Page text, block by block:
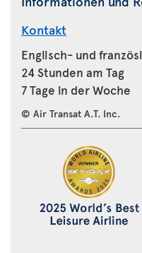
Kontakt
Englisch- und
24 Stunden am Tag
7 Tage in der Woche
© Air Transat A.T. Inc.